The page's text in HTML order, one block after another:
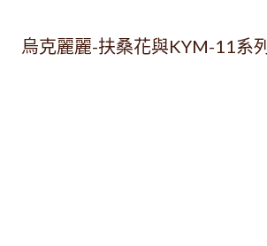
烏克麗麗-扶桑花與KYM-11系列